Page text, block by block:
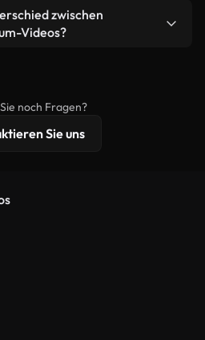
gerne kürzen,
Achten Sie
zwischen
Videos?
bieten.
noch Fragen?
Sie uns